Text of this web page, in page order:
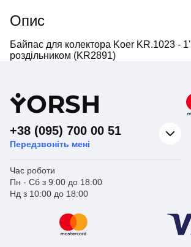
Опис
Байпас для колектора Koer KR.1023 -
роздільником (KR2891)
YORSH
+38 (095) 700 00 51
Передзвоніть мені
Час роботи
Пн - Сб з 9:00 до 18:00
Нд з 10:00 до 18:00